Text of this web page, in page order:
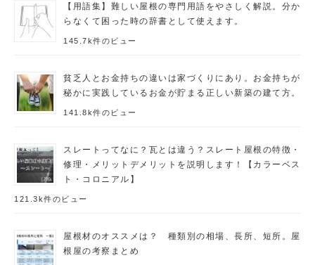
【用語集】難しい屋根の専門用語をやさしく解説。分か
らなくて困った時の辞書として使えます。
145.7k件のビュー
貧乏人とお金持ちの違いは家づくりにあり。お金持ちが
秘かに実践しているお金が貯まる正しい新築の建て方。
141.8k件のビュー
スレートってなに？瓦とは違う？スレート屋根の特徴・
修理・メリットデメリットを説明します！【カラーベス
ト・コロニアル】
121.3k件のビュー
屋根材のオススメは？ 種類別の相場、長所、短所。屋
根屋の考察まとめ